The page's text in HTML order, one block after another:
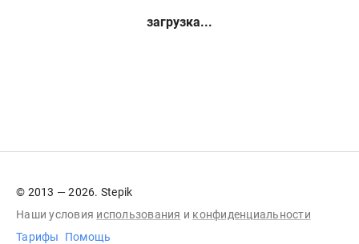
загрузка...
© 2013 — 2026. Stepik
Наши условия использования и конфиденциальности
Тарифы
Помощь